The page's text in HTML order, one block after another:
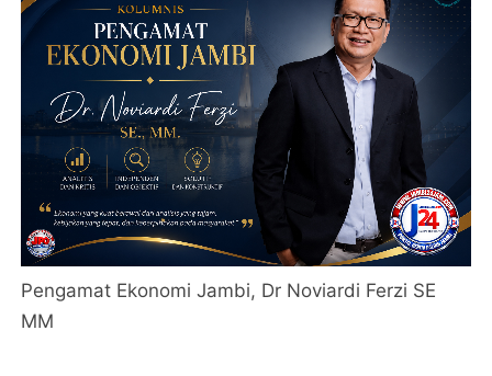
Pengamat Ekonomi Jambi, Dr Noviardi Ferzi SE
MM